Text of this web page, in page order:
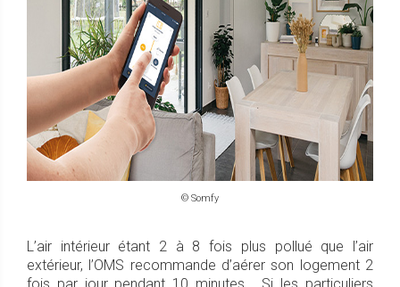
© Somfy
L’air intérieur étant 2 à 8 fois plus pollué que l’air
extérieur, l’OMS recommande d’aérer son logement 2